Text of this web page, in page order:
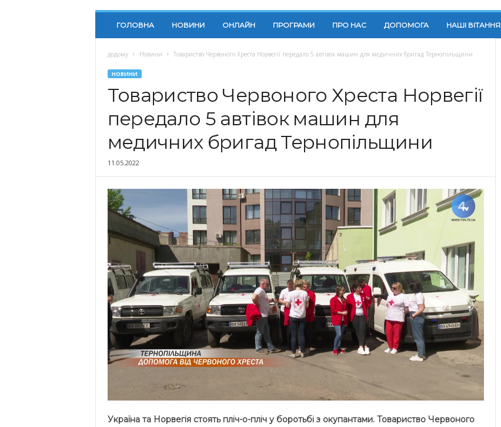
ГОЛОВНА НОВИНИ ОНЛАЙН ПРОГРАМИ ПРО НАС ДОПОМОГА НАШІ ВІТАННЯ
додому Новини Товариство Червоного Хреста Норвегії передало 5 автівок машин для медичних бригад Тернопільщини
НОВИНИ
Товариство Червоного Хреста Норвегії
передало 5 автівок машин для
медичних бригад Тернопільщини
11.05.2022
Україна та Норвегія стоять пліч-о-пліч у боротьбі з окупантами. Товариство Червоного